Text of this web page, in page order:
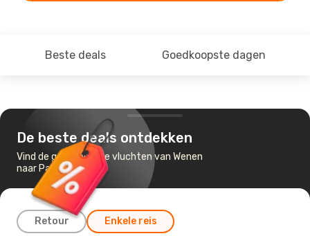
Beste deals Goedkoopste dagen
De beste deals ontdekken
Vind de goedkoopste vluchten van Wenen
naar Parijs
Retour Enkele reis